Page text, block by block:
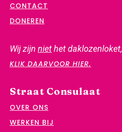
CONTACT
DONEREN
Wij zijn niethet daklozenloket,
KLIK DAARVOOR HIER.
Straat Consulaat
OVER ONS
WERKEN BIJ